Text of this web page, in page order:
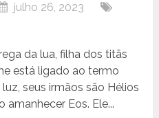
julho 26, 2023
da lua, filha dos titãs
está ligado ao termo
seus irmãos são Hélios
amanhecer Eos. Ele...